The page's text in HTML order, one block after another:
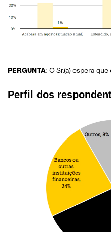
PERGUNTA: O Sr.(a) espera
Perfil dos